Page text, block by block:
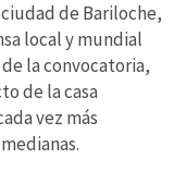
de Bariloche,
local y mundial
la convocatoria,
de la casa
vez más